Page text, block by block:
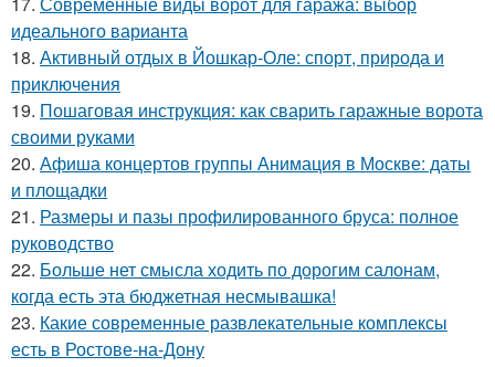
идеального варианта
18. Активный отдых в Йошкар-Оле: спорт, природа и
приключения
19. Пошаговая инструкция: как сварить гаражные ворота
своими руками
20. Афиша концертов группы Анимация в Москве: даты
и площадки
21. Размеры и пазы профилированного бруса: полное
руководство
22. Больше нет смысла ходить по дорогим салонам,
когда есть эта бюджетная несмывашка!
23. Какие современные развлекательные комплексы
есть в Ростове-на-Дону